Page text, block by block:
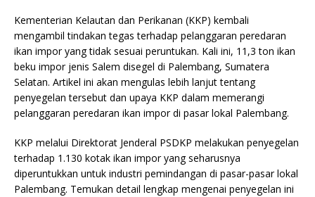
Kementerian Kelautan dan Perikanan (KKP) kembali
mengambil tindakan tegas terhadap pelanggaran peredaran
ikan impor yang tidak sesuai peruntukan. Kali ini, 11,3 ton ikan
beku impor jenis Salem disegel di Palembang, Sumatera
Selatan. Artikel ini akan mengulas lebih lanjut tentang
penyegelan tersebut dan upaya KKP dalam memerangi
pelanggaran peredaran ikan impor di pasar lokal Palembang.
KKP melalui Direktorat Jenderal PSDKP melakukan penyegelan
terhadap 1.130 kotak ikan impor yang seharusnya
diperuntukkan untuk industri pemindangan di pasar-pasar lokal
Palembang. Temukan detail lengkap mengenai penyegelan ini